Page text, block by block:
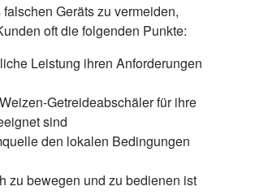
Geräts zu vermeiden,
oft die folgenden Punkte:
Leistung ihren Anforderungen
Getreideabschäler für ihre
sind
den lokalen Bedingungen
zu bewegen und zu bedienen ist